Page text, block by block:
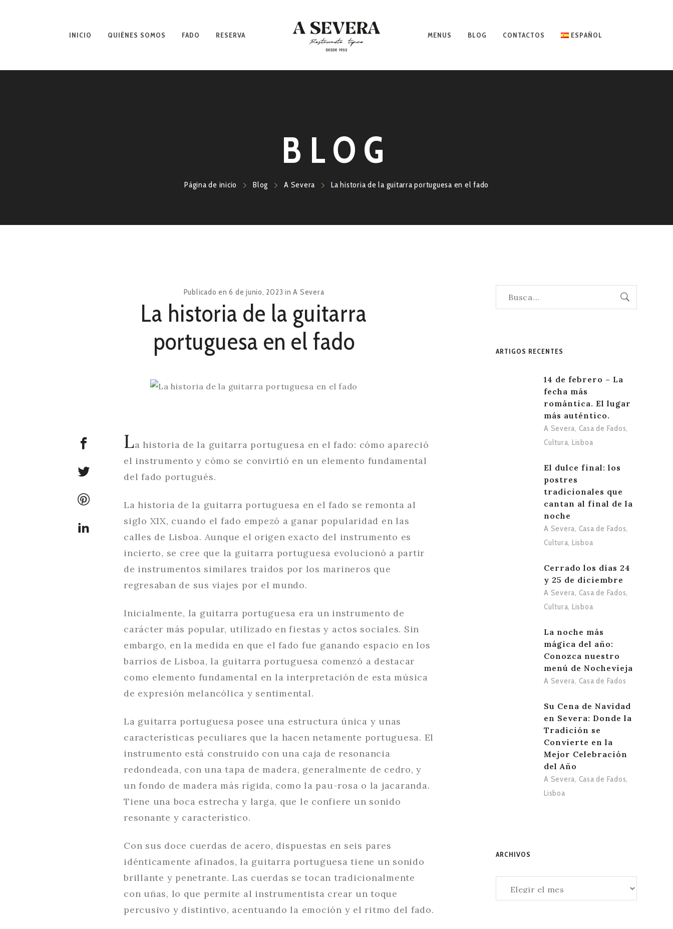
INICIO QUIÉNES SOMOS FADO RESERVA MENUS BLOG CONTACTOS ESPAÑOL
BLOG
Página de inicio Blog A Severa La historia de la guitarra portuguesa en el fado
Publicado en6 de junio, 2023 inA Severa
La historia de la guitarra
portuguesa en el fado
La historia de la guitarra portuguesa en el fado: cómo apareció
el instrumento y cómo se convirtió en un elemento fundamental
del fado portugués.
La historia de la guitarra portuguesa en el fado se remonta al
siglo XIX, cuando el fado empezó a ganar popularidad en las
calles de Lisboa. Aunque el origen exacto del instrumento es
incierto, se cree que la guitarra portuguesa evolucionó a partir
de instrumentos similares traídos por los marineros que
regresaban de sus viajes por el mundo.
Inicialmente, la guitarra portuguesa era un instrumento de
carácter más popular, utilizado en fiestas y actos sociales. Sin
embargo, en la medida en que el fado fue ganando espacio en los
barrios de Lisboa, la guitarra portuguesa comenzó a destacar
como elemento fundamental en la interpretación de esta música
de expresión melancólica y sentimental.
La guitarra portuguesa posee una estructura única y unas
características peculiares que la hacen netamente portuguesa. El
instrumento está construido con una caja de resonancia
redondeada, con una tapa de madera, generalmente de cedro, y
un fondo de madera más rígida, como la pau-rosa o la jacaranda.
Tiene una boca estrecha y larga, que le confiere un sonido
resonante y característico.
Con sus doce cuerdas de acero, dispuestas en seis pares
idénticamente afinados, la guitarra portuguesa tiene un sonido
brillante y penetrante. Las cuerdas se tocan tradicionalmente
con uñas, lo que permite al instrumentista crear un toque
percusivo y distintivo, acentuando la emoción y el ritmo del fado.
ARTIGOS RECENTES
14 de febrero – La
fecha más
romántica. El lugar
más auténtico.
A Severa, Casa de Fados,
Cultura, Lisboa
El dulce final: los
postres
tradicionales que
cantan al final de la
noche
A Severa, Casa de Fados,
Cultura, Lisboa
Cerrado los días 24
y 25 de diciembre
A Severa, Casa de Fados,
Cultura, Lisboa
La noche más
mágica del año:
Conozca nuestro
menú de Nochevieja
A Severa, Casa de Fados
Su Cena de Navidad
en Severa: Donde la
Tradición se
Convierte en la
Mejor Celebración
del Año
A Severa, Casa de Fados,
Lisboa
ARCHIVOS